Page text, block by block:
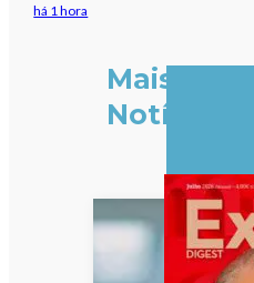
há 1 hora
Mais
Notícias